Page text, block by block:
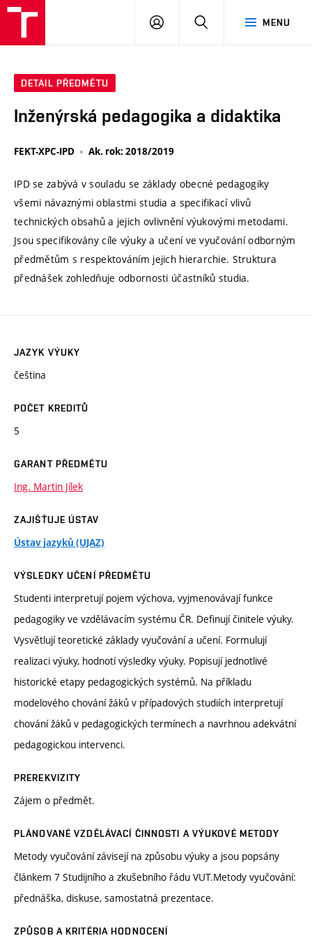
MENU
PŘIHLÁSIT
DETAIL PŘEDMĚTU
Inženýrská pedagogika a didaktika
FEKT-XPC-IPD Ak. rok: 2018/2019
IPD se zabývá v souladu se základy obecné pedagogiky
všemi návaznými oblastmi studia a specifikací vlivů
technických obsahů a jejich ovlivnění výukovými metodami.
Jsou specifikovány cíle výuky a učení ve vyučování odborným
předmětům s respektováním jejich hierarchie. Struktura
přednášek zohledňuje odbornosti účastníků studia.
JAZYK VÝUKY
čeština
POČET KREDITŮ
5
GARANT PŘEDMĚTU
Ing. Martin Jílek
ZAJIŠŤUJE ÚSTAV
Ústav jazyků (UJAZ)
VÝSLEDKY UČENÍ PŘEDMĚTU
Studenti interpretují pojem výchova, vyjmenovávají funkce
pedagogiky ve vzdělávacím systému ČR. Definují činitele výuky.
Vysvětlují teoretické základy vyučování a učení. Formulují
realizaci výuky, hodnotí výsledky výuky. Popisují jednotlivé
historické etapy pedagogických systémů. Na příkladu
modelového chování žáků v případových studiích interpretují
chování žáků v pedagogických termínech a navrhnou adekvátní
pedagogickou intervenci.
PREREKVIZITY
Zájem o předmět.
PLÁNOVANÉ VZDĚLÁVACÍ ČINNOSTI A VÝUKOVÉ METODY
Metody vyučování závisejí na způsobu výuky a jsou popsány
článkem 7 Studijního a zkušebního řádu VUT.Metody vyučování:
přednáška, diskuse, samostatná prezentace.
ZPŮSOB A KRITÉRIA HODNOCENÍ